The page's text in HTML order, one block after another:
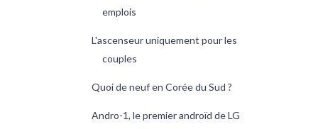
emplois
L'ascenseur uniquement pour les
couples
Quoi de neuf en Corée du Sud ?
Andro-1, le premier androïd de LG